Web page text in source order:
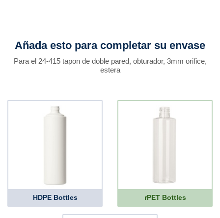
Añada esto para completar su envase
Para el 24-415 tapon de doble pared, obturador, 3mm orifice,
estera
HDPE Bottles rPET Bottles